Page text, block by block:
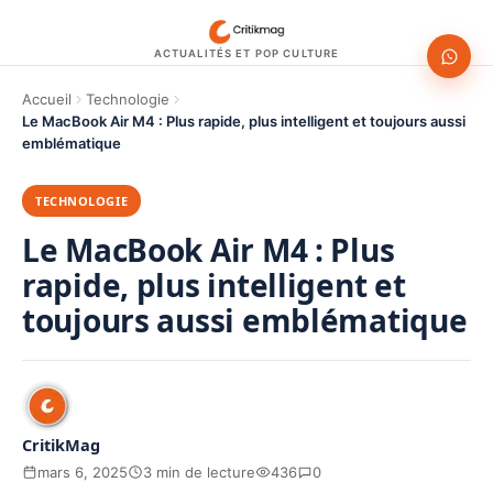
ACTUALITÉS ET POP CULTURE
Accueil
Technologie
Le MacBook Air M4 : Plus rapide, plus intelligent et toujours aussi
emblématique
TECHNOLOGIE
Le MacBook Air M4 : Plus
rapide, plus intelligent et
toujours aussi emblématique
CritikMag
mars 6, 2025 3 min de lecture 436 0